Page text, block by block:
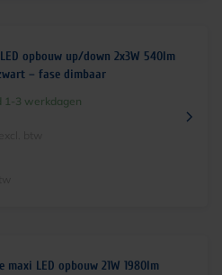
opbouw up/down 2x3W 540lm
– fase dimbaar
1-3 werkdagen
maxi LED opbouw 21W 1980lm